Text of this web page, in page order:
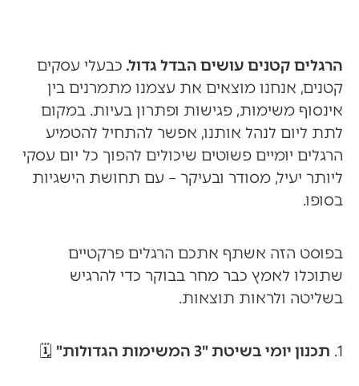
הרגלים קטנים עושים הבדל גדול. כבעלי עסקים
קטנים, אנחנו מוצאים את עצמנו מתמרנים בין
אינסוף משימות, פגישות ופתרון בעיות. במקום
לתת ליום לנהל אותנו, אפשר להתחיל להטמיע
הרגלים יומיים פשוטים שיכולים להפוך כל יום עסקי
ליותר יעיל, מסודר ובעיקר – עם תחושת הישגיות
בסופו.
בפוסט הזה אשתף אתכם הרגלים פרקטיים
שתוכלו לאמץ כבר מחר בבוקר כדי להרגיש
בשליטה ולראות תוצאות.
1. תכנון יומי בשיטת "3 המשימות הגדולות" 🗓️